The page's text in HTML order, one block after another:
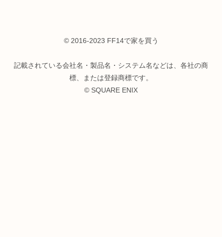
© 2016-2023 FF14で家を買う
記載されている会社名・製品名・システム名などは、各社の商
標、または登録商標です。
© SQUARE ENIX